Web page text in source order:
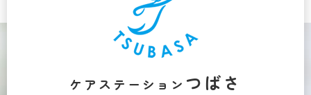
ケアステーション つばさ